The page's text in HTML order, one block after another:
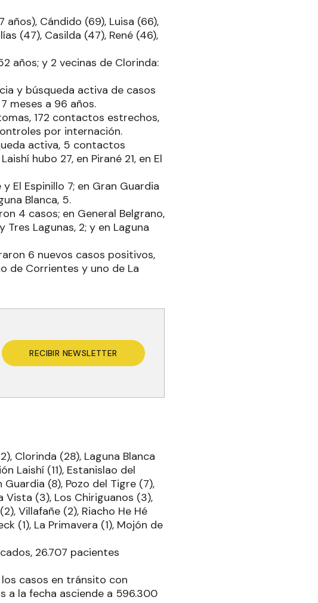
Cándido (69), Luisa (66),
(47), Casilda (47), René (46),
años; y 2 vecinas de Clorinda:
y búsqueda activa de casos
meses a 96 años.
172 contactos estrechos,
por internación.
activa, 5 contactos
hubo 27, en Pirané 21, en El
El Espinillo 7; en Gran Guardia
Blanca, 5.
4 casos; en General Belgrano,
Tres Lagunas, 2; y en Laguna
6 nuevos casos positivos,
de Corrientes y uno de La
RECIBIR NEWSLETTER
Clorinda (28), Laguna Blanca
Laishí (11), Estanislao del
(8), Pozo del Tigre (7),
Vista (3), Los Chiriguanos (3),
Villafañe (2), Riacho He Hé
(1), La Primavera (1), Mojón de
26.707 pacientes
casos en tránsito con
a la fecha asciende a 596.300